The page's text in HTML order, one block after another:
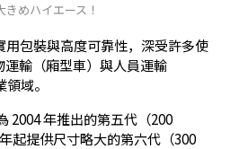
きめハイエース！
包裝與高度可靠性，深受許多使
輸（廂型車）與人員運輸
域。
2004 年推出的第五代（200
起提供尺寸略大的第六代（300